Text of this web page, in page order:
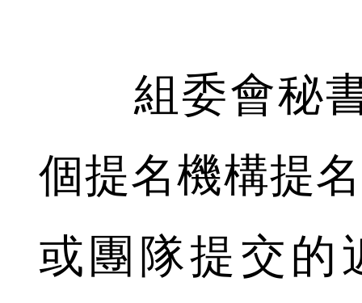
組委會秘書
個提名機構提
或團隊提交的